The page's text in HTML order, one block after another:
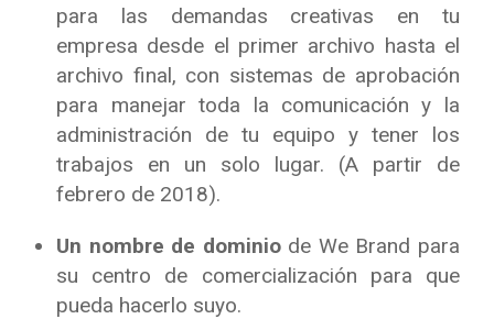
para las demandas creativas en tu
empresa desde el primer archivo hasta el
archivo final, con sistemas de aprobación
para manejar toda la comunicación y la
administración de tu equipo y tener los
trabajos en un solo lugar. (A partir de
febrero de 2018).
Un nombre de dominiode We Brand para
su centro de comercialización para que
pueda hacerlo suyo.